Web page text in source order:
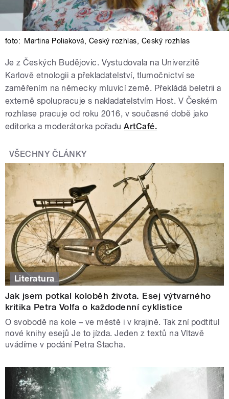
foto: Martina Poliaková, Český rozhlas, Český rozhlas
Je z Českých Budějovic. Vystudovala na Univerzitě
Karlově etnologii a překladatelství, tlumočnictví se
zaměřením na německy mluvící země. Překládá beletrii a
externě spolupracuje s nakladatelstvím Host. V Českém
rozhlase pracuje od roku 2016, v současné době jako
editorka a moderátorka pořaduArtCafé.
VŠECHNY ČLÁNKY
Literatura
Jak jsem potkal koloběh života. Esej výtvarného
kritika Petra Volfa o každodenní cyklistice
O svobodě na kole – ve městě i v krajině. Tak zní podtitul
nové knihy esejů Je to jízda. Jeden z textů na Vltavě
uvádíme v podání Petra Stacha.